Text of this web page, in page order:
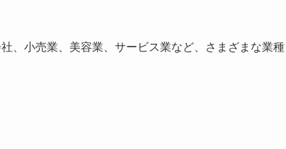
、小売業、美容業、サービス業など、さまざまな業種